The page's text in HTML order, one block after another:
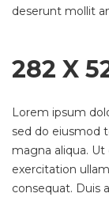
deserunt mollit
282 X
Lorem ipsum
sed do eiusmod
magna aliqua.
exercitation
consequat. Duis